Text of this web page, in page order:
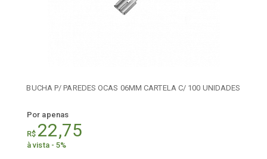
BUCHA P/ PAREDES OCAS 06MM CARTELA C/ 100 UNIDADES
Por apenas
R$ 22,75
à vista - 5%